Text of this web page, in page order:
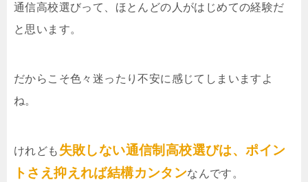
通信高校選びって、ほとんどの人がはじめての経験だ
と思います。
だからこそ色々迷ったり不安に感じてしまいますよ
ね。
けれども 失敗しない通信制高校選びは、ポイン
トさえ抑えれば結構カンタンなんです。